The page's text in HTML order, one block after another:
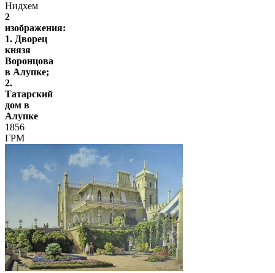
Нидхем
2
изображения:
1. Дворец
князя
Воронцова
в Алупке;
2.
Татарский
дом в
Алупке
1856
ГРМ